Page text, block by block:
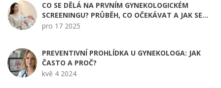
CO SE DĚLÁ NA PRVNÍM GYNEKOLOGICKÉM
SCREENINGU? PRŮBĚH, CO OČEKÁVAT A JAK SE
PŘIPRAVIT
pro 17 2025
PREVENTIVNÍ PROHLÍDKA U GYNEKOLOGA: JAK
ČASTO A PROČ?
kvě 4 2024